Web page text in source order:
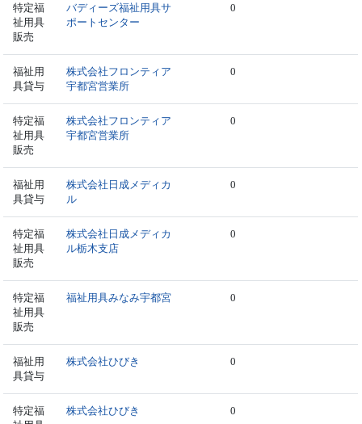
特定福
祉用具
販売
バディーズ福祉用具サ
ポートセンター
0
福祉用
具貸与
株式会社フロンティア
宇都宮営業所
0
特定福
祉用具
販売
株式会社フロンティア
宇都宮営業所
0
福祉用
具貸与
株式会社日成メディカ
ル
0
特定福
祉用具
販売
株式会社日成メディカ
ル栃木支店
0
特定福
祉用具
販売
福祉用具みなみ宇都宮 0
福祉用
具貸与
株式会社ひびき 0
特定福
株式会社ひびき 0